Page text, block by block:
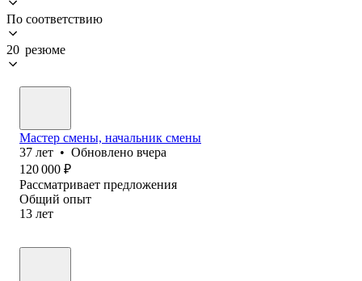
По соответствию
20 резюме
Мастер смены, начальник смены
37 лет • Обновлено вчера
120 000 ₽
Рассматривает предложения
Общий опыт
13 лет